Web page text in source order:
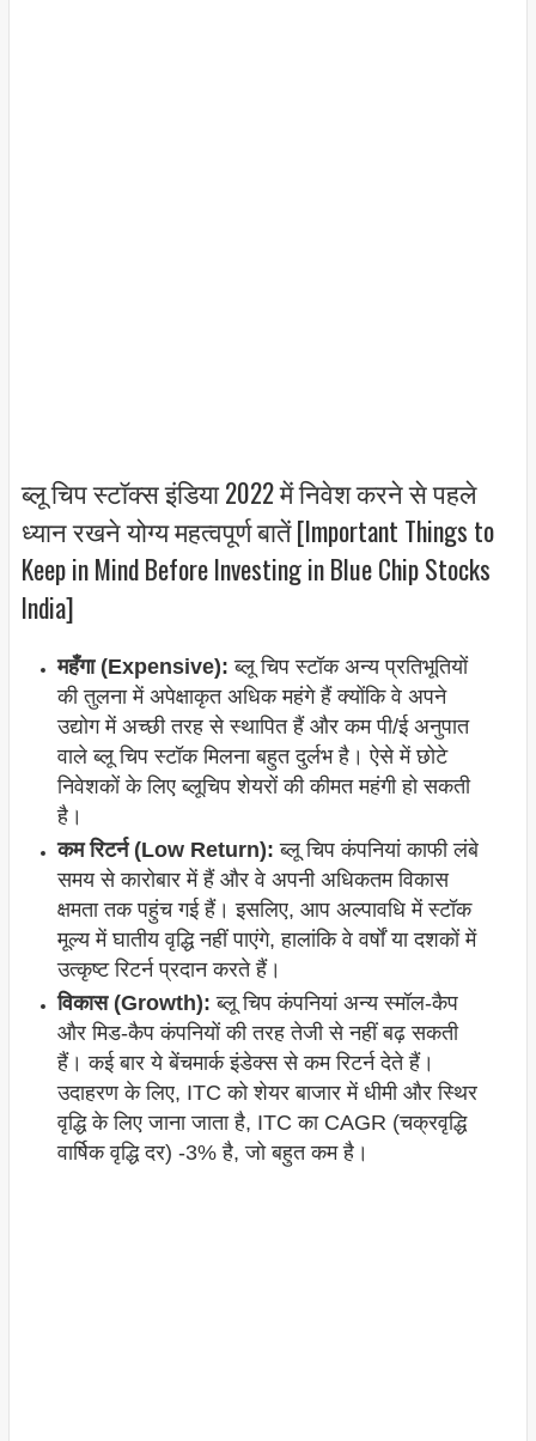
ब्लू चिप स्टॉक्स इंडिया 2022 में निवेश करने से पहले
ध्यान रखने योग्य महत्वपूर्ण बातें [Important Things to
Keep in Mind Before Investing in Blue Chip Stocks
India]
महँगा (Expensive): ब्लू चिप स्टॉक अन्य प्रतिभूतियों
की तुलना में अपेक्षाकृत अधिक महंगे हैं क्योंकि वे अपने
उद्योग में अच्छी तरह से स्थापित हैं और कम पी/ई अनुपात
वाले ब्लू चिप स्टॉक मिलना बहुत दुर्लभ है। ऐसे में छोटे
निवेशकों के लिए ब्लूचिप शेयरों की कीमत महंगी हो सकती
है।
कम रिटर्न (Low Return): ब्लू चिप कंपनियां काफी लंबे
समय से कारोबार में हैं और वे अपनी अधिकतम विकास
क्षमता तक पहुंच गई हैं। इसलिए, आप अल्पावधि में स्टॉक
मूल्य में घातीय वृद्धि नहीं पाएंगे, हालांकि वे वर्षों या दशकों में
उत्कृष्ट रिटर्न प्रदान करते हैं।
विकास (Growth): ब्लू चिप कंपनियां अन्य स्मॉल-कैप
और मिड-कैप कंपनियों की तरह तेजी से नहीं बढ़ सकती
हैं। कई बार ये बेंचमार्क इंडेक्स से कम रिटर्न देते हैं।
उदाहरण के लिए, ITC को शेयर बाजार में धीमी और स्थिर
वृद्धि के लिए जाना जाता है, ITC का CAGR (चक्रवृद्धि
वार्षिक वृद्धि दर) -3% है, जो बहुत कम है।